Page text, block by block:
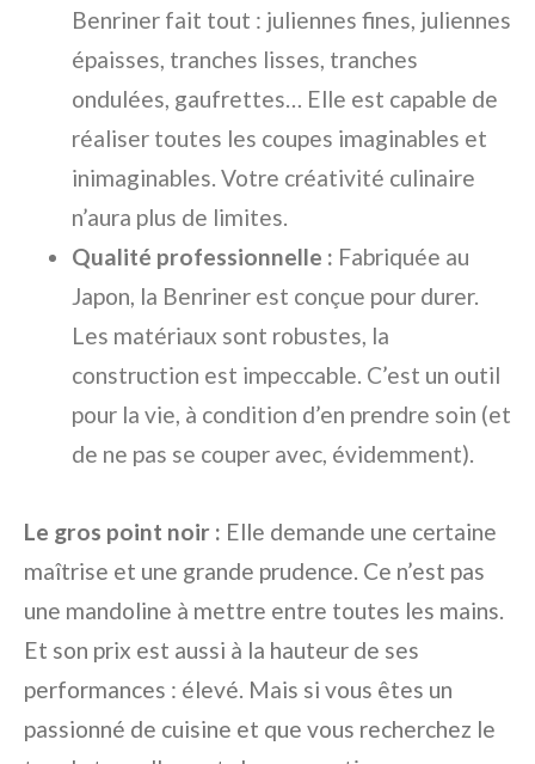
Benriner fait tout : juliennes fines, juliennes
épaisses, tranches lisses, tranches
ondulées, gaufrettes… Elle est capable de
réaliser toutes les coupes imaginables et
inimaginables. Votre créativité culinaire
n’aura plus de limites.
Qualité professionnelle : Fabriquée au
Japon, la Benriner est conçue pour durer.
Les matériaux sont robustes, la
construction est impeccable. C’est un outil
pour la vie, à condition d’en prendre soin (et
de ne pas se couper avec, évidemment).
Le gros point noir : Elle demande une certaine
maîtrise et une grande prudence. Ce n’est pas
une mandoline à mettre entre toutes les mains.
Et son prix est aussi à la hauteur de ses
performances : élevé. Mais si vous êtes un
passionné de cuisine et que vous recherchez le